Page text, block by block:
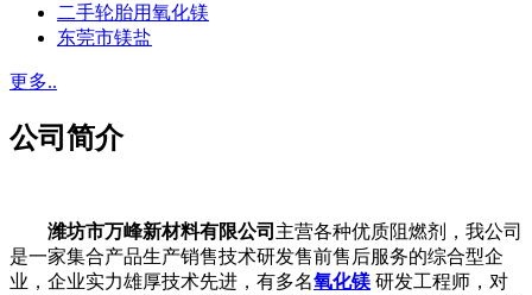
二手轮胎用氧化镁
东莞市镁盐
更多..
公司简介
潍坊市万峰新材料有限公司 主营各种优质阻燃剂，我公司
是一家集合产品生产销售技术研发售前售后服务的综合型企
业，企业实力雄厚技术先进，有多名氧化镁 研发工程师，对